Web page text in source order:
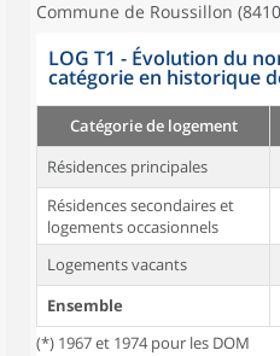
Commune de Roussillon
LOG T1 - Évolution du
catégorie en historique
Catégorie de logement
Résidences principales
Résidences secondaires et
logements occasionnels
Logements vacants
Ensemble
(*) 1967 et 1974 pour les DOM